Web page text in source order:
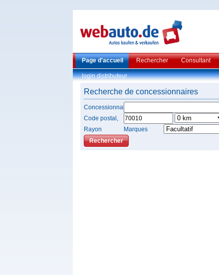
Page d'accueil Rechercher Consultant
login distributeur
Recherche de concessionnaires
Concessionnaire
Code postal,
Rayon
Marques